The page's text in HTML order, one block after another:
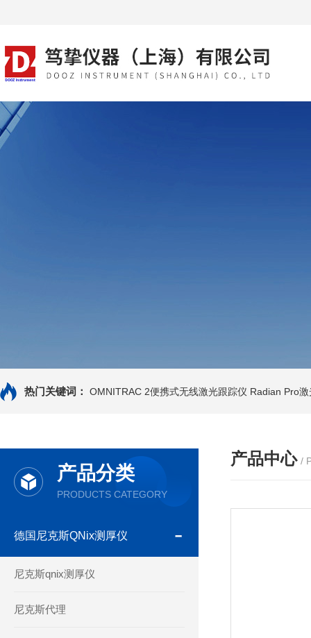
热门关键词： OMNITRAC 2便携式无线激光跟踪仪 Radian Pro
产品分类
PRODUCTS CATEGORY
德国尼克斯QNix测厚仪
尼克斯qnix测厚仪
尼克斯代理
产品中心 /